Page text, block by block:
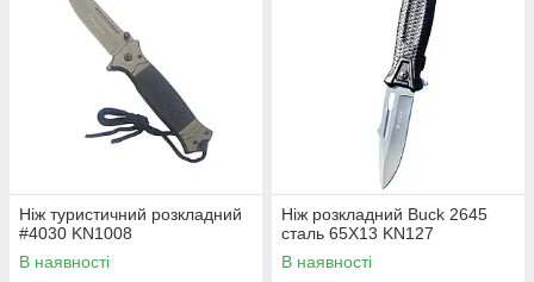
Ніж туристичний розкладний
#4030 KN1008
В наявності
Ніж розкладний Buck 2645
сталь 65Х13 KN127
В наявності